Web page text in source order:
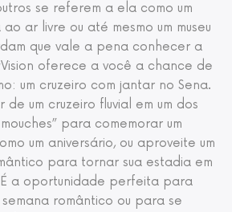
se referem a ela como um
ar livre ou até mesmo um museu
que vale a pena conhecer a
oferece a você a chance de
um cruzeiro com jantar no Sena.
um cruzeiro fluvial em um dos
para comemorar um
um aniversário, ou aproveite um
para tornar sua estadia em
É a oportunidade perfeita para
romântico ou para se